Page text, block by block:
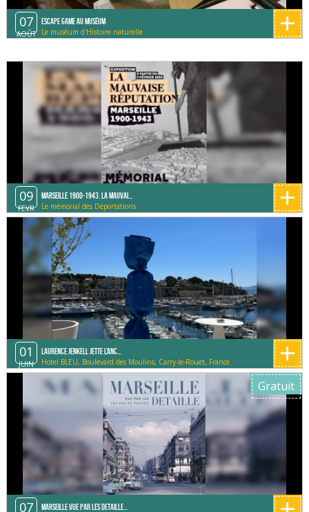
07
AOÛT
Escape game au Muséum
Le muséum d'Histoire naturelle +
09
FEVR
Marseille 1900-1943. La mauvai...
Le mémorial des Déportations +
01
JUIN
Laurence Jenkell jette l’anc...
Hotel BLEU, Boulevard des Moulins, Carry-le-Rouet, France +
Gratuit
07 Marseille vue par les Detaille...